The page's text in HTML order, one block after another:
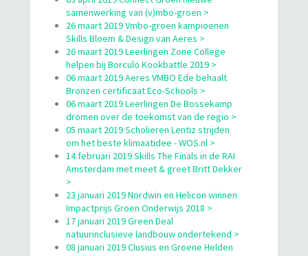
samenwerking van (v)mbo-groen >
26 maart 2019 Vmbo-groen kampioenen
Skills Bloem & Design van Aeres >
26 maart 2019 Leerlingen Zone College
helpen bij Borculo Kookbattle 2019 >
06 maart 2019 Aeres VMBO Ede behaalt
Bronzen certificaat Eco-Schools >
06 maart 2019 Leerlingen De Bossekamp
dromen over de toekomst van de regio >
05 maart 2019 Scholieren Lentiz strijden
om het beste klimaatidee - WOS.nl >
14 februari 2019 Skills The Finals in de RAI
Amsterdam met meet & greet Britt Dekker
>
23 januari 2019 Nordwin en Helicon winnen
Impactprijs Groen Onderwijs 2018 >
17 januari 2019 Green Deal
natuurinclusieve landbouw ondertekend >
08 januari 2019 Clusius en Groene Helden